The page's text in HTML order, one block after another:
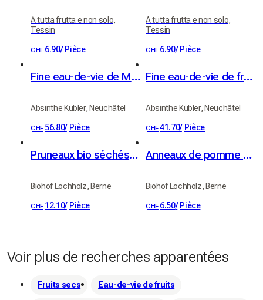
A tutta frutta e non solo,
Tessin
CHF 6.90/ Pièce
A tutta frutta e non solo,
Tessin
CHF 6.90/ Pièce
Fine eau-de-vie de Mirabelle Kübler 41% vol. 50cl
Absinthe Kübler, Neuchâtel
CHF 56.80/ Pièce
Fine eau-de-vie de framboise Kübler 41% vol. 50cl
Absinthe Kübler, Neuchâtel
CHF41.70/ Pièce
Pruneaux bio séchés de vergers haute-tige 100g
Biohof Lochholz, Berne
CHF 12.10/ Pièce
Anneaux de pomme bio Apfelringli haute-tige 60 g
Biohof Lochholz, Berne
CHF 6.50/ Pièce
Voir plus de recherches apparentées
Fruits secs Eau-de-vie de fruits